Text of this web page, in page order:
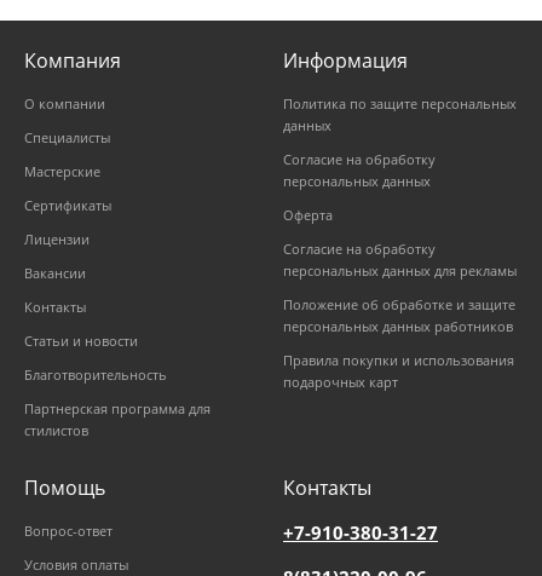
Компания
О компании
Специалисты
Мастерские
Сертификаты
Лицензии
Вакансии
Контакты
Статьи и новости
Благотворительность
Партнерская программа для
стилистов
Информация
Политика по защите персональных
данных
Согласие на обработку
персональных данных
Оферта
Согласие на обработку
персональных данных для рекламы
Положение об обработке и защите
персональных данных работников
Правила покупки и использования
подарочных карт
Помощь
Вопрос-ответ
Условия оплаты
Контакты
+7-910-380-31-27